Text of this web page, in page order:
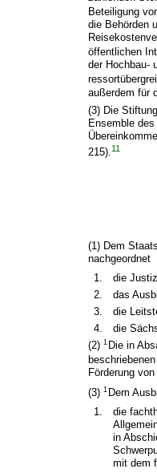
Beteiligung
die Behörden
öffentlichen
der Hochbau-
außerdem für
(3) Die
Ensemble
215).11
(1) Dem
nachgeordnet
1.
die
2.
das
3.
die
4.
die
(2)1 Die in
Förderung
(3)1 Dem
1.
die
in
mit dem